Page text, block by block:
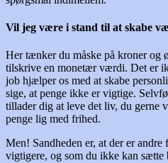
Vil jeg være i stand til at skabe
Her tænker du måske på kroner og
tilskrive en monetær værdi. Det er
job hjælper os med at skabe
sige, at penge ikke er vigtige.
tillader dig at leve det liv, du gerne
penge lig med frihed.
Men! Sandheden er, at der er
vigtigere, og som du ikke kan sætte